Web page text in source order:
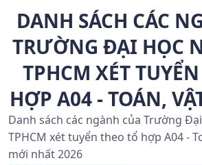
DANH SÁCH CÁC
TRƯỜNG ĐẠI HỌC
TPHCM XÉT
HỢP A04 - TOÁN,
Danh sách các ngành của Trường
TPHCM xét tuyển theo tổ hợp A04 -
mới nhất 2026